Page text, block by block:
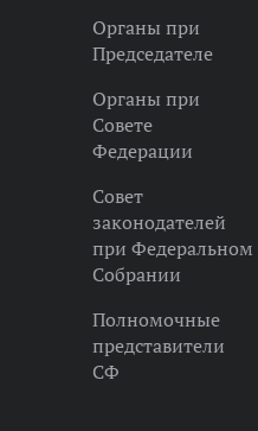
Органы при
Председателе
Органы при
Совете
Федерации
Совет
законодателей
при Федеральном
Собрании
Полномочные
представители
СФ